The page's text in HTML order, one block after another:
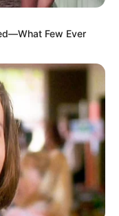
kostenlos
in
Few Ever